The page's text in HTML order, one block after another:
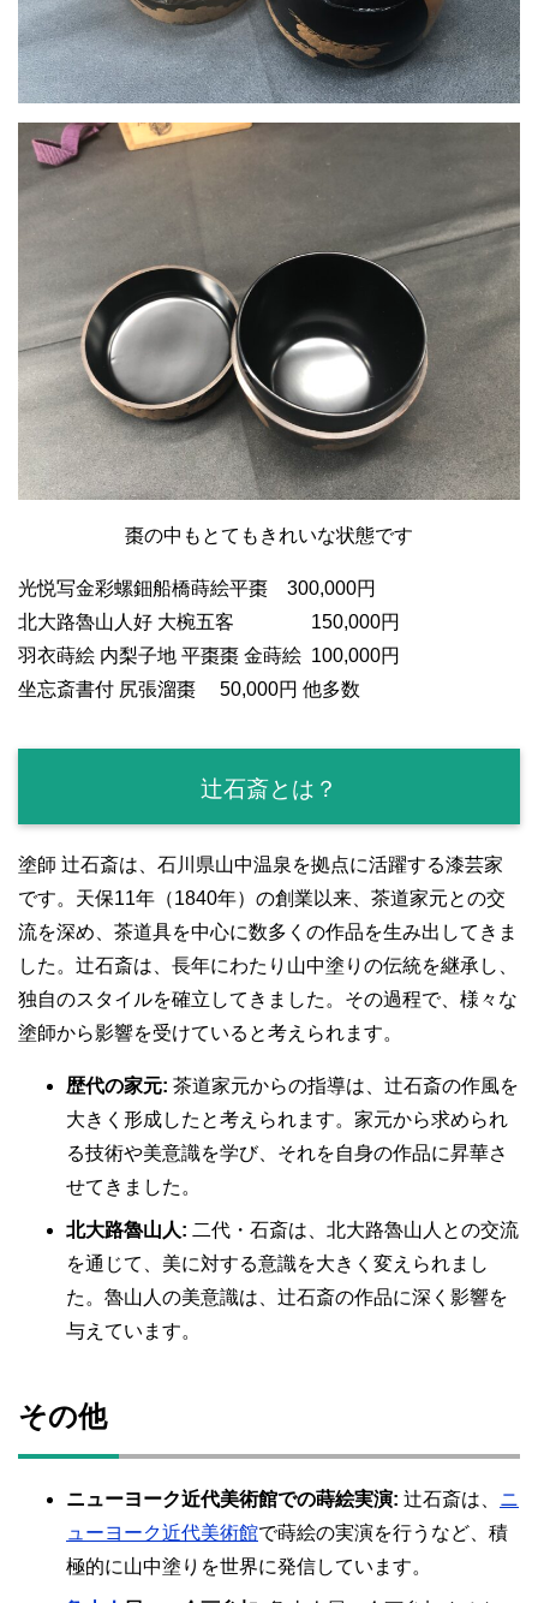
棗の中もとてもきれいな状態です
光悦写金彩螺鈿船橋蒔絵平棗 300,000円
北大路魯山人好 大椀五客 150,000円
羽衣蒔絵 内梨子地 平棗棗 金蒔絵 100,000円
坐忘斎書付 尻張溜棗 50,000円 他多数
辻石斎とは？
塗師 辻石斎は、石川県山中温泉を拠点に活躍する漆芸家
です。天保11年（1840年）の創業以来、茶道家元との交
流を深め、茶道具を中心に数多くの作品を生み出してきま
した。辻石斎は、長年にわたり山中塗りの伝統を継承し、
独自のスタイルを確立してきました。その過程で、様々な
塗師から影響を受けていると考えられます。
歴代の家元: 茶道家元からの指導は、辻石斎の作風を
大きく形成したと考えられます。家元から求められ
る技術や美意識を学び、それを自身の作品に昇華さ
せてきました。
北大路魯山人: 二代・石斎は、北大路魯山人との交流
を通じて、美に対する意識を大きく変えられまし
た。魯山人の美意識は、辻石斎の作品に深く影響を
与えています。
その他
ニューヨーク近代美術館での蒔絵実演: 辻石斎は、 ニ
ューヨーク近代美術館で蒔絵の実演を行うなど、積
極的に山中塗りを世界に発信しています。